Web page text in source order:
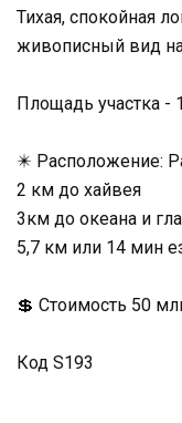
Тихая, спокойная
живописный вид
Площадь участка -
✴️ Расположение:
2 км до хайвея
3км до океана и
5,7 км или 14 мин
💲 Стоимость 50
Код S193